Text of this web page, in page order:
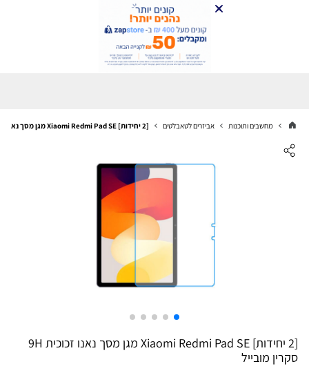
מחשבים ותוכנות אביזרים לטאבלטים [2 יחידות] Xiaomi Redmi Pad SE מגן מסך נאנו זכוכית 9H סקרין מובייל
[2 יחידות] Xiaomi Redmi Pad SE מגן מסך נאנו זכוכית 9H
סקרין מובייל